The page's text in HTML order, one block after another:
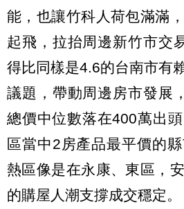
能，也讓竹科人荷包滿滿
起飛，拉抬周邊新竹市交
得比同樣是4.6的台南市有
議題，帶動周邊房市發展
總價中位數落在400萬出
區當中2房產品最平價的
熱區像是在永康、東區，
的購屋人潮支撐成交穩定。